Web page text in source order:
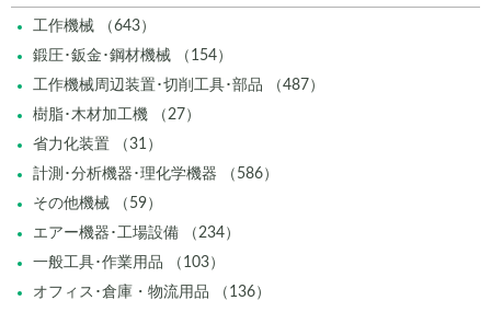
工作機械 （643）
鍛圧･鈑金･鋼材機械 （154）
工作機械周辺装置･切削工具･部品 （487）
樹脂･木材加工機 （27）
省力化装置 （31）
計測･分析機器･理化学機器 （586）
その他機械 （59）
エアー機器･工場設備 （234）
一般工具･作業用品 （103）
オフィス･倉庫・物流用品 （136）